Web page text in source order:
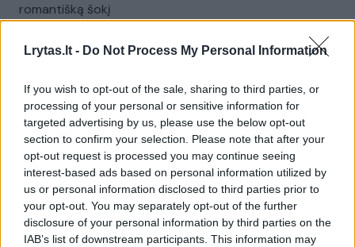
Lrytas.lt - Do Not Process My Personal Information
If you wish to opt-out of the sale, sharing to third parties, or
processing of your personal or sensitive information for
targeted advertising by us, please use the below opt-out
section to confirm your selection. Please note that after your
opt-out request is processed you may continue seeing
interest-based ads based on personal information utilized by
us or personal information disclosed to third parties prior to
your opt-out. You may separately opt-out of the further
disclosure of your personal information by third parties on the
IAB’s list of downstream participants. This information may
romantišką šokį
Visi įrašai
Žiūrimiausi įrašai
Vaizdai iš tragiškos avarijos Vilniaus r.: dviejų moterų ir
vaiko gyvybių išgelbėti nepavyko